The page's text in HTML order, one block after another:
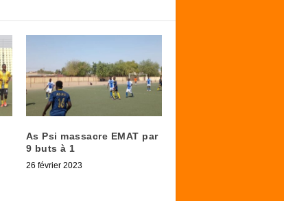
As Psi massacre EMAT par
9 buts à 1
26 février 2023